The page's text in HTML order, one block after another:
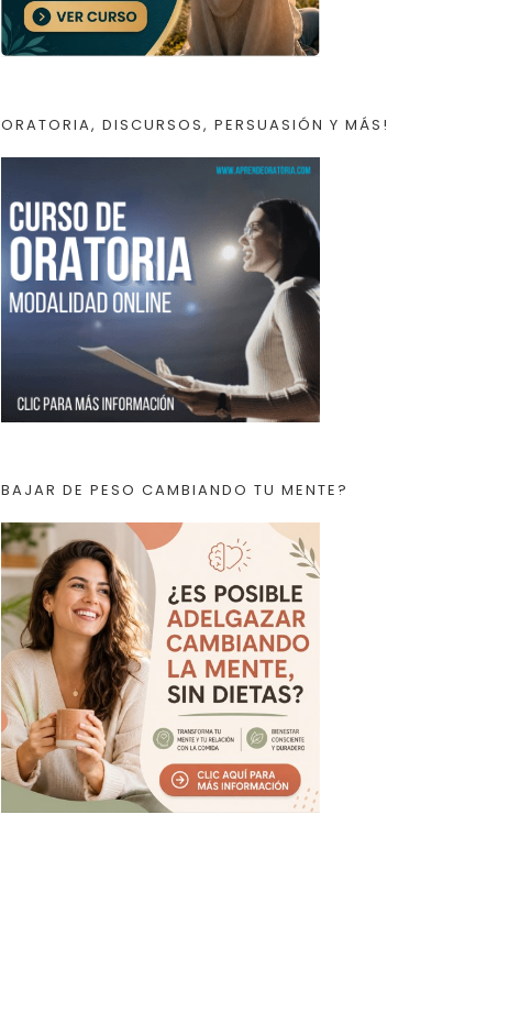
ORATORIA, DISCURSOS, PERSUASIÓN Y MÁS!
BAJAR DE PESO CAMBIANDO TU MENTE?